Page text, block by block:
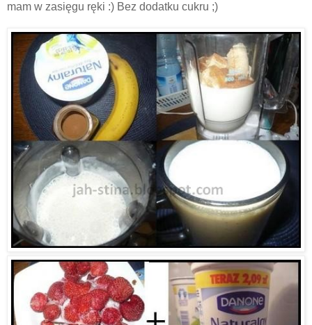
mam w zasięgu ręki :) Bez dodatku cukru ;)